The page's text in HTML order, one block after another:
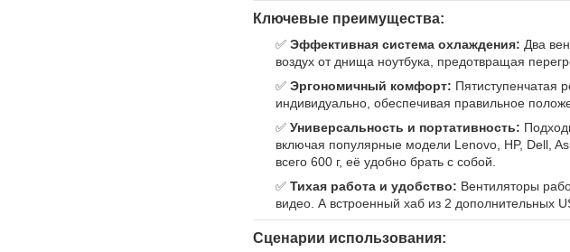
Ключевые преимущества:
✅ Эффективная система охлаждения: Два
воздух от днища ноутбука, предотвращая
✅ Эргономичный комфорт: Пятиступенчатая
индивидуально, обеспечивая правильное
✅ Универсальность и портативность:
включая популярные модели Lenovo, HP, Dell,
всего 600 г, её удобно брать с собой.
✅ Тихая работа и удобство: Вентиляторы
видео. А встроенный хаб из 2 дополнительных
Сценарии использования: